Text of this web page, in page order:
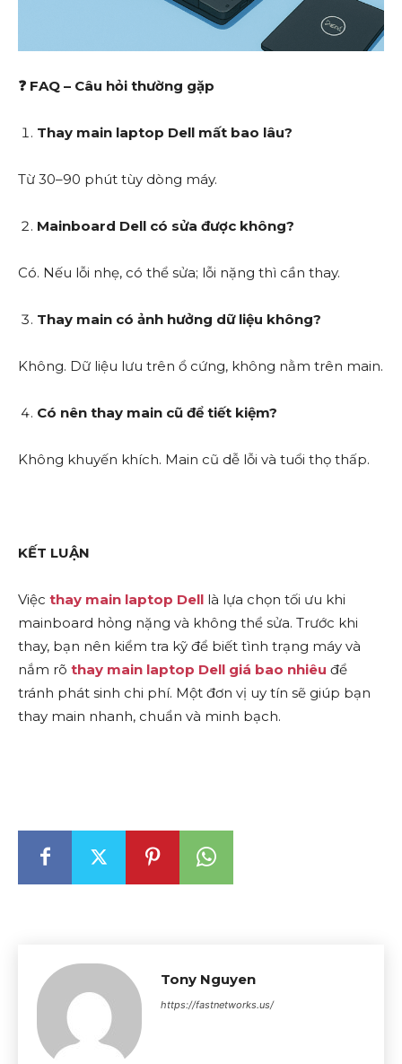
❓ FAQ – Câu hỏi thường gặp
Thay main laptop Dell mất bao lâu?
Từ 30–90 phút tùy dòng máy.
Mainboard Dell có sửa được không?
Có. Nếu lỗi nhẹ, có thể sửa; lỗi nặng thì cần thay.
Thay main có ảnh hưởng dữ liệu không?
Không. Dữ liệu lưu trên ổ cứng, không nằm trên main.
Có nên thay main cũ để tiết kiệm?
Không khuyến khích. Main cũ dễ lỗi và tuổi thọ thấp.
KẾT LUẬN
Việc thay main laptop Dell là lựa chọn tối ưu khi
mainboard hỏng nặng và không thể sửa. Trước khi
thay, bạn nên kiểm tra kỹ để biết tình trạng máy và
nắm rõ thay main laptop Dell giá bao nhiêu để
tránh phát sinh chi phí. Một đơn vị uy tín sẽ giúp bạn
thay main nhanh, chuẩn và minh bạch.
Tony Nguyen
https://fastnetworks.us/